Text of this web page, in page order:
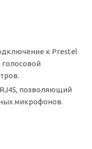
к Prestel
позволяющий
микрофонов.